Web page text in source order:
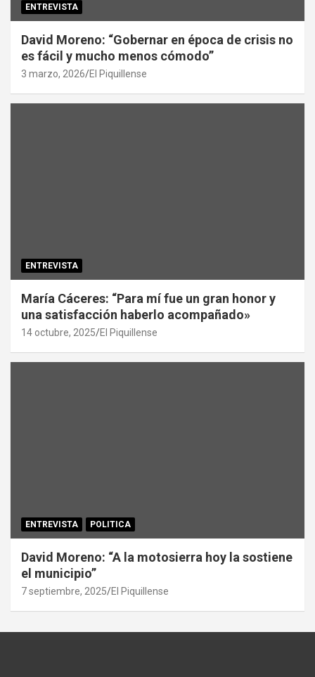
ENTREVISTA
David Moreno: “Gobernar en época de crisis no
es fácil y mucho menos cómodo”
3 marzo, 2026 El Piquillense
ENTREVISTA
María Cáceres: “Para mí fue un gran honor y
una satisfacción haberlo acompañado»
14 octubre, 2025 El Piquillense
ENTREVISTA POLITICA
David Moreno: “A la motosierra hoy la sostiene
el municipio”
7 septiembre, 2025 El Piquillense